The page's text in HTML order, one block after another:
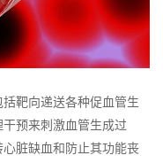
靶向递送各种促血管生
预来刺激血管生成过
脏缺血和防止其功能丧